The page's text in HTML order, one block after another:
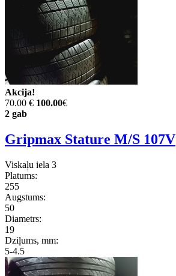
Akcija!
70.00 € 100.00€
2 gab
Gripmax Stature M/S 107V
Viskaļu iela 3
Platums:
255
Augstums:
50
Diametrs:
19
Dziļums, mm:
5-4.5